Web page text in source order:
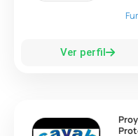
Ver perfil